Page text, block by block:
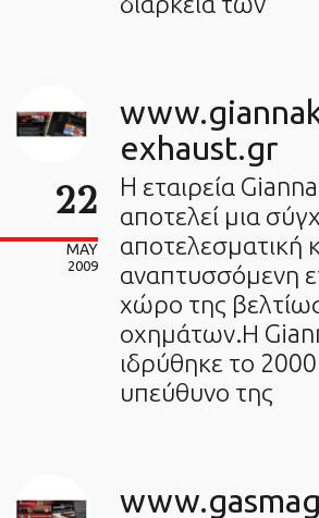
22
MAY
2009
exhaust.gr
H εταιρεία
αποτελεί μια
αποτελεσματική
αναπτυσσόμενη
χώρο της
οχημάτων.Η
ιδρύθηκε το
υπεύθυνο της